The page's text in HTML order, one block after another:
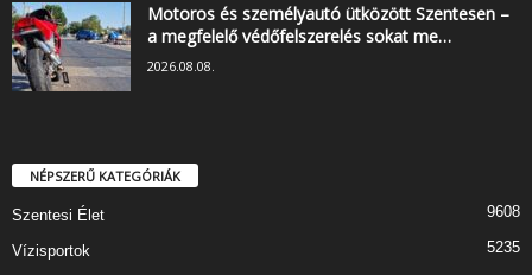
Motoros és személyautó ütközött Szentesen –
a megfelelő védőfelszerelés sokat me…
2026.08.08.
NÉPSZERŰ KATEGÓRIÁK
Szentesi Élet 9608
Vízisportok
5235